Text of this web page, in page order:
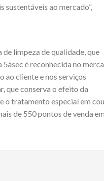
sustentáveis ao mercado”,
limpeza de qualidade, que
é reconhecida no
ao cliente e nos serviços
que conserva o efeito da
o tratamento especial em
de 550 pontos de venda em